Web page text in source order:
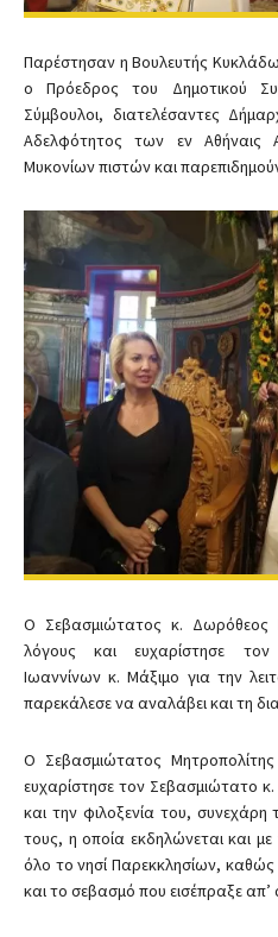
Παρέστησαν η Βουλευτής
ο Πρόεδρος του Δημοτικού
Σύμβουλοι, διατελέσαντες
Αδελφότητος των εν Αθήναις
Μυκονίων πιστών και
Ο Σεβασμιώτατος κ. Δωρόθεος
λόγους και ευχαρίστησε τον
Ιωαννίνων κ. Μάξιμο για την
παρεκάλεσε να αναλάβει και τη
Ο Σεβασμιώτατος
ευχαρίστησε τον Σεβασμιώτατο
και την φιλοξενία του, συνεχάρη
τους, η οποία εκδηλώνεται και
όλο το νησί Παρεκκλησίων, καθώς
και το σεβασμό που εισέπραξε απ’